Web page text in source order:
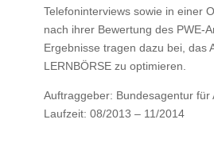
Telefoninterviews sowie in einer
nach ihrer Bewertung des PWE-
Ergebnisse tragen dazu bei, das
LERNBÖRSE zu optimieren.
Auftraggeber: Bundesagentur für
Laufzeit: 08/2013 – 11/2014